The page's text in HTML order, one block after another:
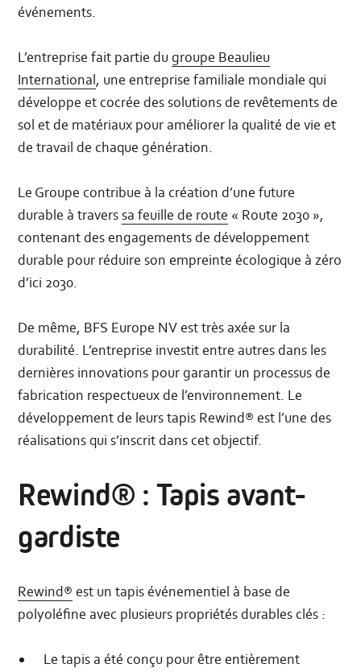
événements.
L’entreprise fait partie dugroupe Beaulieu
International, une entreprise familiale mondiale qui
développe et cocrée des solutions de revêtements de
sol et de matériaux pour améliorer la qualité de vie et
de travail de chaque génération.
Le Groupe contribue à la création d’une future
durable à traverssa feuille de route « Route 2030 »,
contenant des engagements de développement
durable pour réduire son empreinte écologique à zéro
d’ici 2030.
De même, BFS Europe NV est très axée sur la
durabilité. L’entreprise investit entre autres dans les
dernières innovations pour garantir un processus de
fabrication respectueux de l’environnement. Le
développement de leurs tapis Rewind® est l’une des
réalisations qui s’inscrit dans cet objectif.
Rewind® : Tapis avant-
gardiste
Rewind® est un tapis événementiel à base de
polyoléfine avec plusieurs propriétés durables clés :
Le tapis a été conçu pour être entièrement